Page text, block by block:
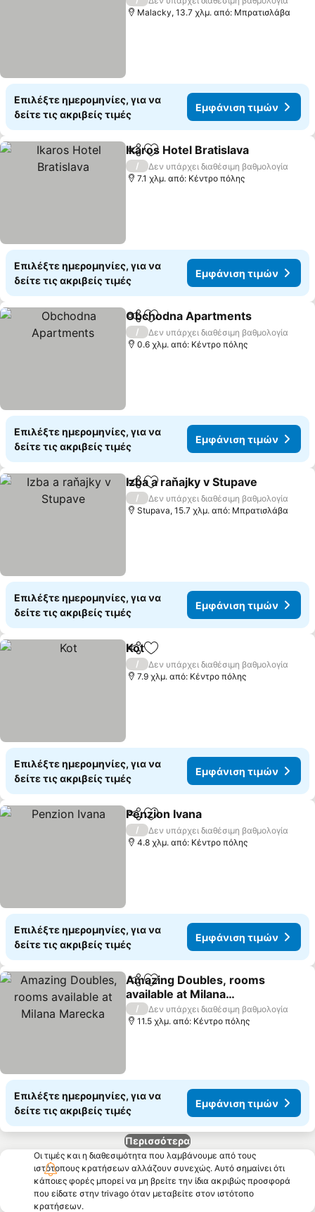
Malacky, 13.7 χλμ. από: Μπρατισλάβα
Επιλέξτε ημερομηνίες, για να
δείτε τις ακριβείς τιμές
Εμφάνιση τιμών
Κοινοποίηση
Προσθήκη στα αγαπημένα
Ikaros Hotel Bratislava
/
Δεν υπάρχει διαθέσιμη βαθμολογία
7.1 χλμ. από: Κέντρο πόλης
Επιλέξτε ημερομηνίες, για να
δείτε τις ακριβείς τιμές
Εμφάνιση τιμών
Κοινοποίηση
Προσθήκη στα αγαπημένα
Obchodna Apartments
/
Δεν υπάρχει διαθέσιμη βαθμολογία
0.6 χλμ. από: Κέντρο πόλης
Επιλέξτε ημερομηνίες, για να
δείτε τις ακριβείς τιμές
Εμφάνιση τιμών
Κοινοποίηση
Προσθήκη στα αγαπημένα
Izba a raňajky v Stupave
/
Δεν υπάρχει διαθέσιμη βαθμολογία
Stupava, 15.7 χλμ. από: Μπρατισλάβα
Επιλέξτε ημερομηνίες, για να
δείτε τις ακριβείς τιμές
Εμφάνιση τιμών
Κοινοποίηση
Προσθήκη στα αγαπημένα
Kot
/
Δεν υπάρχει διαθέσιμη βαθμολογία
7.9 χλμ. από: Κέντρο πόλης
Επιλέξτε ημερομηνίες, για να
δείτε τις ακριβείς τιμές
Εμφάνιση τιμών
Κοινοποίηση
Προσθήκη στα αγαπημένα
Penzion Ivana
/
Δεν υπάρχει διαθέσιμη βαθμολογία
4.8 χλμ. από: Κέντρο πόλης
Επιλέξτε ημερομηνίες, για να
δείτε τις ακριβείς τιμές
Εμφάνιση τιμών
Κοινοποίηση
Προσθήκη στα αγαπημένα
Amazing Doubles, rooms
available at Milana
Marecka
Εμφάνιση τιμών
/
Δεν υπάρχει διαθέσιμη βαθμολογία
11.5 χλμ. από: Κέντρο πόλης
Επιλέξτε ημερομηνίες, για να
δείτε τις ακριβείς τιμές
Εμφάνιση τιμών
Περισσότερα
Οι τιμές και η διαθεσιμότητα που λαμβάνουμε από τους
ιστότοπους κρατήσεων αλλάζουν συνεχώς. Αυτό σημαίνει ότι
κάποιες φορές μπορεί να μη βρείτε την ίδια ακριβώς προσφορά
που είδατε στην trivago όταν μεταβείτε στον ιστότοπο
κρατήσεων.